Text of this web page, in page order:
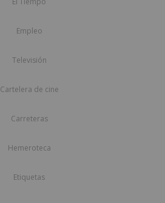
Empleo
Televisión
Cartelera de cine
Carreteras
Hemeroteca
Etiquetas